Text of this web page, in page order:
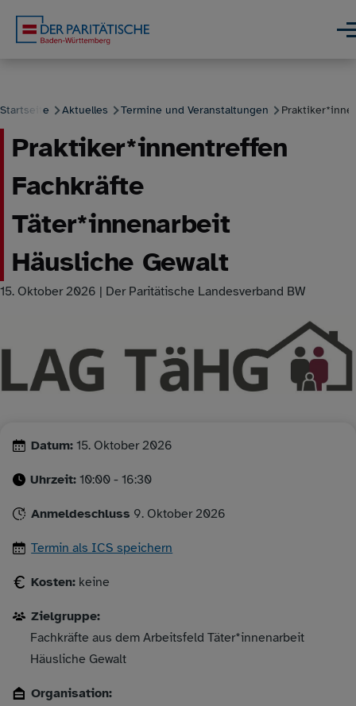
Pfadnavigation
Startseite Aktuelles Termine und Veranstaltungen
Praktiker*innentreffen
Fachkräfte
Täter*innenarbeit
Häusliche Gewalt
15. Oktober 2026 | Der Paritätische Landesverband BW
Datum: 15. Oktober 2026
Uhrzeit: 10:00 - 16:30
Anmeldeschluss 9. Oktober 2026
Termin als ICS speichern
Kosten: keine
Zielgruppe:
Fachkräfte aus dem Arbeitsfeld Täter*innenarbeit
Häusliche Gewalt
Organisation: